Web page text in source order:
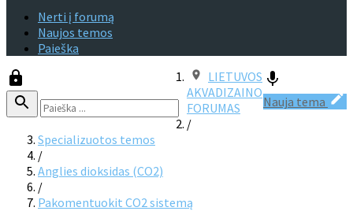
Nerti į forumą
Naujos temos
Paieška
Nauja tema
LIETUVOS
AKVADIZAINO
FORUMAS
/
Specializuotos temos
/
Anglies dioksidas (CO2)
/
Pakomentuokit CO2 sistemą